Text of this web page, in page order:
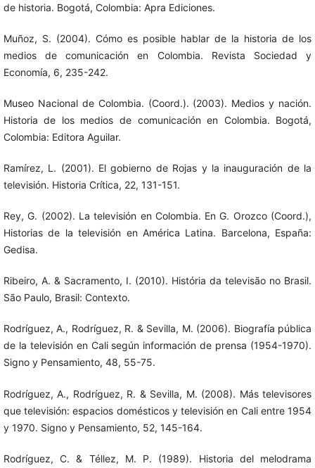
de historia. Bogotá, Colombia: Apra Ediciones.
Muñoz, S. (2004). Cómo es posible hablar de la historia de los
medios de comunicación en Colombia. Revista Sociedad y
Economía, 6, 235-242.
Museo Nacional de Colombia. (Coord.). (2003). Medios y nación.
Historia de los medios de comunicación en Colombia. Bogotá,
Colombia: Editora Aguilar.
Ramírez, L. (2001). El gobierno de Rojas y la inauguración de la
televisión. Historia Crítica, 22, 131-151.
Rey, G. (2002). La televisión en Colombia. En G. Orozco (Coord.),
Historias de la televisión en América Latina. Barcelona, España:
Gedisa.
Ribeiro, A. & Sacramento, I. (2010). História da televisão no Brasil.
São Paulo, Brasil: Contexto.
Rodríguez, A., Rodríguez, R. & Sevilla, M. (2006). Biografía pública
de la televisión en Cali según información de prensa (1954-1970).
Signo y Pensamiento, 48, 55-75.
Rodríguez, A., Rodríguez, R. & Sevilla, M. (2008). Más televisores
que televisión: espacios domésticos y televisión en Cali entre 1954
y 1970. Signo y Pensamiento, 52, 145-164.
Rodríguez, C. & Téllez, M. P. (1989). Historia del melodrama